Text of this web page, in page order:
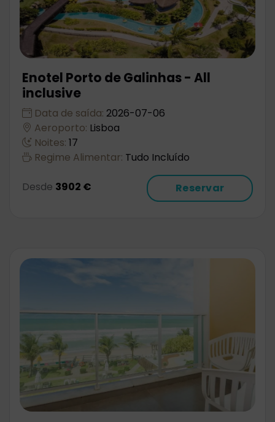
Enotel Porto de Galinhas - All
inclusive
Data de saída: 2026-07-06
Aeroporto: Lisboa
Noites: 17
Regime Alimentar: Tudo Incluído
Desde 3902 € Reservar